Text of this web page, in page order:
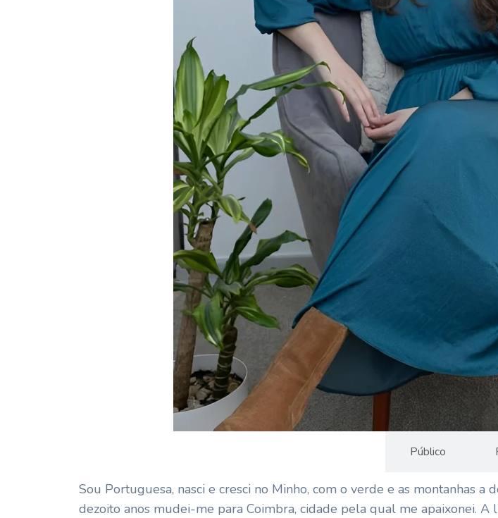
Público
Sou Portuguesa, nasci e cresci no Minho, com o verde e as montanhas a
dezoito anos mudei-me para Coimbra, cidade pela qual me apaixonei.